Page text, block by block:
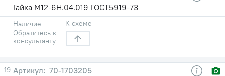
Гайка М12-6Н.04.019 ГОСТ5919-73
Наличие
Обратитесь к
консультанту
К схеме
19
70-1703205